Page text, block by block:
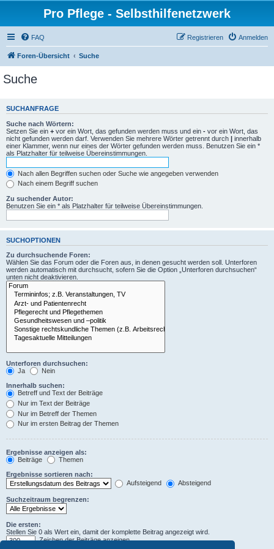
Pro Pflege - Selbsthilfenetzwerk
FAQ Anmelden
Registrieren
Foren-Übersicht Suche
Suche
SUCHANFRAGE
Suche nach Wörtern:
Setzen Sie ein + vor ein Wort, das gefunden werden muss und ein - vor ein Wort, das
nicht gefunden werden darf. Verwenden Sie mehrere Wörter getrennt durch | innerhalb
einer Klammer, wenn nur eines der Wörter gefunden werden muss. Benutzen Sie ein *
als Platzhalter für teilweise Übereinstimmungen.
Nach allen Begriffen suchen oder Suche wie angegeben verwenden
Nach einem Begriff suchen
Zu suchender Autor:
Benutzen Sie ein * als Platzhalter für teilweise Übereinstimmungen.
SUCHOPTIONEN
Zu durchsuchende Foren:
Wählen Sie das Forum oder die Foren aus, in denen gesucht werden soll. Unterforen
werden automatisch mit durchsucht, sofern Sie die Option „Unterforen durchsuchen“
unten nicht deaktivieren.
Unterforen durchsuchen:
Ja
Nein
Innerhalb suchen:
Betreff und Text der Beiträge
Nur im Text der Beiträge
Nur im Betreff der Themen
Nur im ersten Beitrag der Themen
Ergebnisse anzeigen als:
Beiträge
Themen
Ergebnisse sortieren nach:
Aufsteigend
Absteigend
Suchzeitraum begrenzen:
Die ersten:
Stellen Sie 0 als Wert ein, damit der komplette Beitrag angezeigt wird.
Zeichen der Beiträge anzeigen